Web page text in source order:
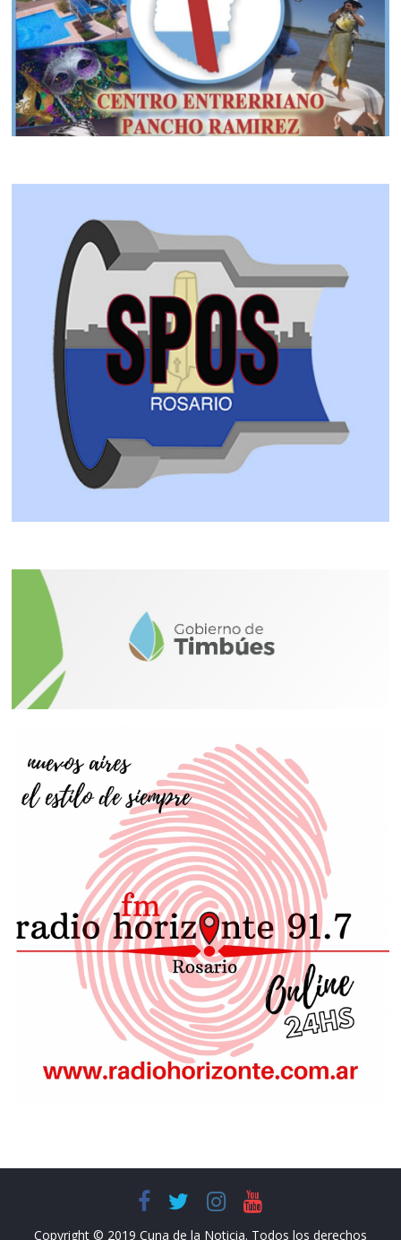
Copyright © 2019 Cuna de la Noticia. Todos los derechos